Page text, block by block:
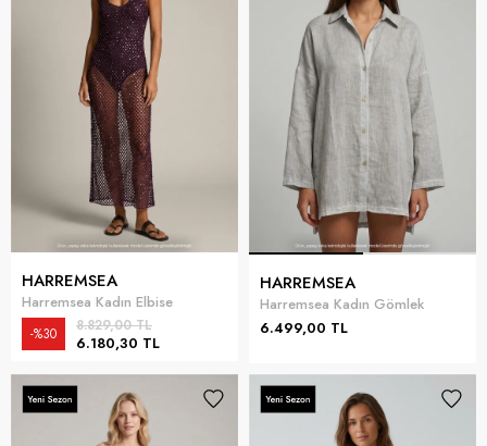
HARREMSEA
Harremsea Kadın Elbise
6.180,30 TL
8.829,00 TL
%30
HARREMSEA
Harremsea Kadın Gömlek
6.499,00 TL